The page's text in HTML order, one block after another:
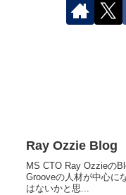
Ray Ozzie Blog
MS CTO Ray Ozzieの
Grooveの人材が中心に
はないかと思...